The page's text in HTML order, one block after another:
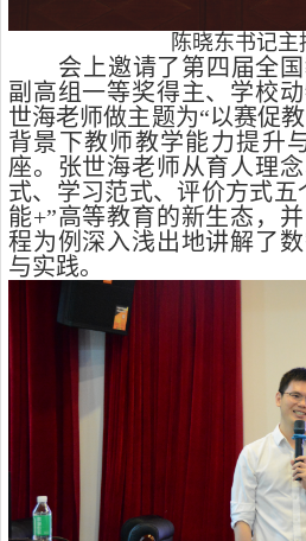
陈晓东书记主
会上邀请了第四届全
副高组一等奖得主、学校
世海老师做主题为“以赛促
背景下教师教学能力提升
座。张世海老师从育人理
式、学习范式、评价方式五
能+”高等教育的新生态，
程为例深入浅出地讲解了
与实践。